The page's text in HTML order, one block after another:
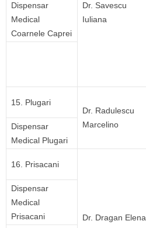
Dr. Savescu
Iuliana
Dispensar
Medical
Coarnele Caprei
15. Plugari
Dr. Radulescu
Marcelino
Dispensar
Medical Plugari
16. Prisacani
Dr. Dragan Elena
Dispensar
Medical
Prisacani